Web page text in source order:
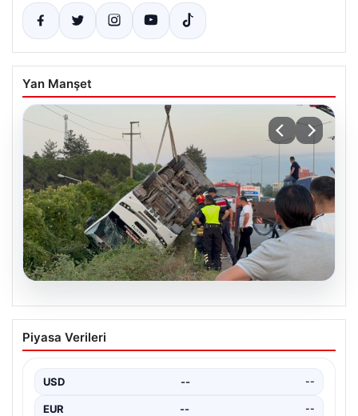
Yan Manşet
Samsun’da Özel Halk Otobüsü Kaza
Yaptı: 21 Yaralı
kazası, yetkilileri ve bölge sakinlerini alarma geçirdi.
Yaklaşık…
Piyasa Verileri
USD -- --
EUR -- --